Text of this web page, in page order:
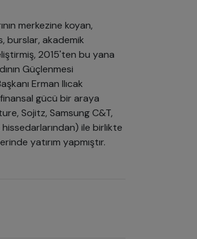
merkezine koyan,
burslar, akademik
2015'ten bu yana
Güçlenmesi
Erman Ilıcak
gücü bir araya
Sojitz, Samsung C&T,
hissedarlarından) ile birlikte
yatırım yapmıştır.